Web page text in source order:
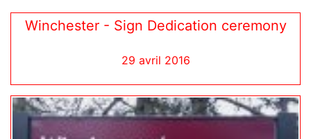
Winchester - Sign Dedication ceremony
29 avril 2016